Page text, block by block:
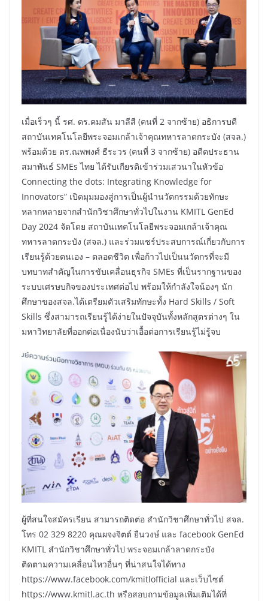
เมื่อเร็วๆ นี้ รศ. ดร.คมสัน มาลีสี (คนที่ 2 จากซ้าย) อธิการบดี
สถาบันเทคโนโลยีพระจอมเกล้าเจ้าคุณทหารลาดกระบัง (สจล.)
พร้อมด้วย ดร.ณพพงศ์ ธีระวร (คนที่ 3 จากซ้าย) อดีตประธาน
สมาพันธ์ SMEs ไทย ได้รับเกียรติเข้าร่วมเสวนาในหัวข้อ
Connecting the dots: Integrating Knowledge for
Innovators” เปิดมุมมองสู่การเป็นผู้นำนวัตกรรมด้วยทักษะ
หลากหลายจากสำนักวิชาศึกษาทั่วไปในงาน KMITL GenEd
Day 2024 จัดโดย สถาบันเทคโนโลยีพระจอมเกล้าเจ้าคุณ
ทหารลาดกระบัง (สจล.) และร่วมแชร์ประสบการณ์เกี่ยวกับการ
เรียนรู้ด้วยตนเอง – ตลอดชีวิต เพื่อก้าวไปเป็นนวัตกรที่จะมี
บทบาทสำคัญในการขับเคลื่อนธุรกิจ SMEs ที่เป็นรากฐานของ
ระบบเศรษบกิจของประเทศต่อไป พร้อมให้กำลังใจน้องๆ นัก
ศึกษาของสจล.ได้เตรียมตัวเสริมทักษะทั้ง Hard Skills / Soft
Skills ซึ่งสามารถเรียนรู้ได้ง่ายในปัจจุบันทั้งหลักสูตรต่างๆ ใน
มหาวิทยาลัยที่ออกต่อเนื่องนับว่าเอื้อต่อการเรียนรู้ไม่รู้จบ
ผู้ที่สนใจสมัครเรียน สามารถติดต่อ สำนักวิชาศึกษาทั่วไป สจล.
โทร 02 329 8220 คุณผจงจิตต์ ยืนวงษ์ และ facebook GenEd
KMITL สำนักวิชาศึกษาทั่วไป พระจอมเกล้าลาดกระบัง
ติดตามความเคลื่อนไหวอื่นๆ ที่น่าสนใจได้ทาง
https://www.facebook.com/kmitlofficial และเว็บไซต์
https://www.kmitl.ac.th หรือสอบถามข้อมูลเพิ่มเติมได้ที่